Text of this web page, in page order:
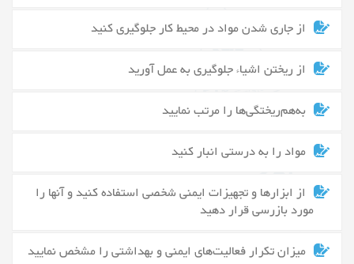
از جاری شدن مواد در محیط کار جلوگیری کنید
از ریختن اشیاء جلوگیری به عمل آورید
به‌هم‌ریختگی‌ها را مرتب نمایید
مواد را به درستی انبار کنید
از ابزارها و تجهیزات ایمنی شخصی استفاده کنید و آنها را
مورد بازرسی قرار دهید
میزان تکرار فعالیت‌های ایمنی و بهداشتی را مشخص نمایید